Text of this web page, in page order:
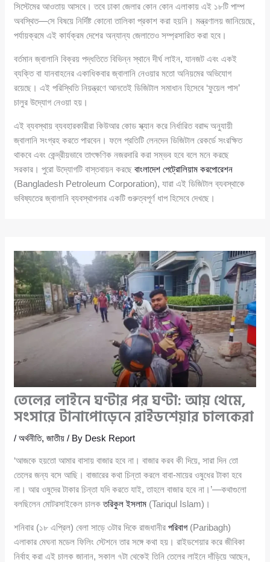
সিস্টেমের আওতায় আসবে। তবে ঢাকা জেলার কোন কোন এলাকায় এই ১৮টি পাম্প
অবস্থিত—সে বিষয়ে নির্দিষ্ট কোনো তালিকা প্রকাশ করা হয়নি। মন্ত্রণালয় জানিয়েছে,
পর্যায়ক্রমে এই কার্যক্রম দেশের অন্যান্য জেলাতেও সম্প্রসারিত করা হবে।
বর্তমান জ্বালানি বিক্রয় পদ্ধতিতে বিভিন্ন স্থানে দীর্ঘ লাইন, যানজট এবং একই
ব্যক্তি বা যানবাহনের একাধিকবার জ্বালানি নেওয়ার মতো অনিয়মের অভিযোগ
রয়েছে। এই পরিস্থিতি নিয়ন্ত্রণে আনতেই ডিজিটাল সমাধান হিসেবে ‘ফুয়েল পাস’
চালুর উদ্যোগ নেওয়া হয়।
এই ব্যবস্থায় ব্যবহারকারীরা কিউআর কোড স্ক্যান করে নির্ধারিত বরাদ্দ অনুযায়ী
জ্বালানি সংগ্রহ করতে পারবেন। ফলে প্রতিটি লেনদেন ডিজিটাল রেকর্ডে সংরক্ষিত
থাকবে এবং কেন্দ্রীয়ভাবে তাৎক্ষণিক নজরদারি করা সম্ভব হবে বলে মনে করছে
সরকার। পুরো উদ্যোগটি বাস্তবায়ন করছেবাংলাদেশ পেট্রোলিয়াম করপোরেশন
(Bangladesh Petroleum Corporation), যারা এই ডিজিটাল ব্যবস্থাকে
ভবিষ্যতের জ্বালানি ব্যবস্থাপনার একটি গুরুত্বপূর্ণ ধাপ হিসেবে দেখছে।
তেলের লাইনে ঘণ্টার পর ঘণ্টা: আয় থেমে,
সংসারে টানাপোড়েনে রাইডশেয়ার চালকেরা
/অর্থনীতি,জাতীয় / By Desk Report
‘আজকে হয়তো আমার বাসায় বাজার হবে না। বাজার করব কী দিয়ে, সারা দিন তো
তেলের জন্য বসে আছি। বাজারের কথা চিন্তা করলে বাবা-মায়ের ওষুধের টাকা হবে
না। আর ওষুদের টাকার চিন্তা যদি করতে যাই, তাহলে বাজার হবে না।’—কথাগুলো
বলছিলেন মোটরসাইকেল চালকতরিকুল ইসলাম (Tariqul Islam)।
শনিবার (১৮ এপ্রিল) বেলা সাড়ে ৩টার দিকে রাজধানীরপরিবাগ (Paribagh)
এলাকার মেঘনা মডেল ফিলিং স্টেশনে তার সঙ্গে কথা হয়। রাইডশেয়ার করে জীবিকা
নির্বাহ করা এই চালক জানান, সকাল ৭টা থেকেই তিনি তেলের লাইনে দাঁড়িয়ে আছেন,